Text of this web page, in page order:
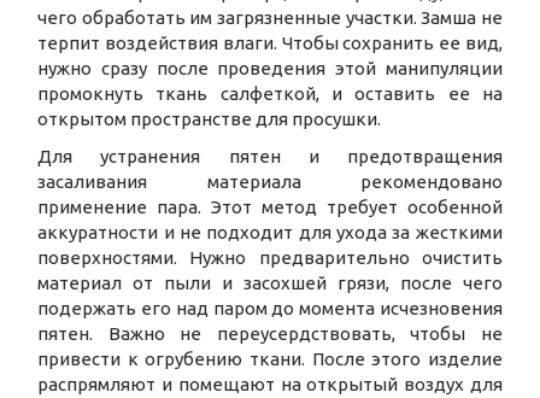
чего обработать им загрязненные участки. Замша не
терпит воздействия влаги. Чтобы сохранить ее вид,
нужно сразу после проведения этой манипуляции
промокнуть ткань салфеткой, и оставить ее на
открытом пространстве для просушки.
Для устранения пятен и предотвращения
засаливания материала рекомендовано
применение пара. Этот метод требует особенной
аккуратности и не подходит для ухода за жесткими
поверхностями. Нужно предварительно очистить
материал от пыли и засохшей грязи, после чего
подержать его над паром до момента исчезновения
пятен. Важно не переусердствовать, чтобы не
привести к огрубению ткани. После этого изделие
распрямляют и помещают на открытый воздух для